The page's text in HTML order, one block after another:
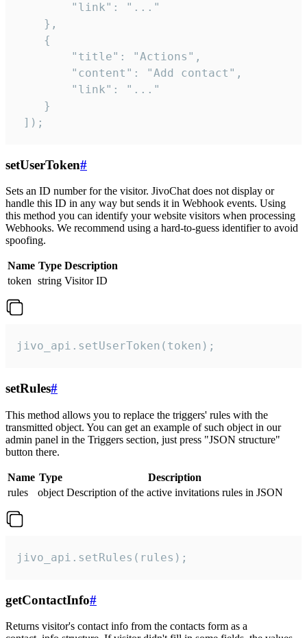
        "link": "..."
    },
    {
        "title": "Actions",
        "content": "Add contact",
        "link": "..."
    }
]);
setUserToken#
Sets an ID number for the visitor. JivoChat does not display or
handle this ID in any way but sends it in Webhook events. Using
this method you can identify your website visitors when processing
Webhooks. We recommend using a hard-to-guess identifier to avoid
spoofing.
Name Type Description
token string Visitor ID
jivo_api.setUserToken(token);
setRules#
This method allows you to replace the triggers' rules with the
transmitted object. You can get an example of such object in our
admin panel in the Triggers section, just press "JSON structure"
button there.
Name Type
Description
rules
object Description of the active invitations rules in JSON
jivo_api.setRules(rules);
getContactInfo#
Returns visitor's contact info from the contacts form as a